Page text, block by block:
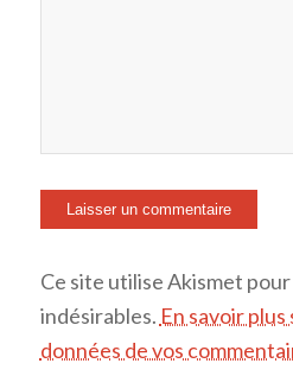
Ce site utilise Akismet
indésirables. En savoir
données de vos